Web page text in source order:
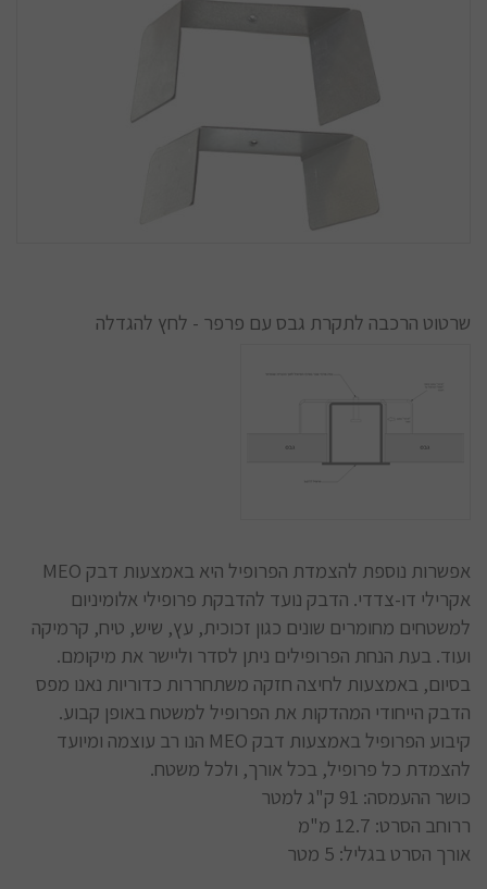
שרטוט הרכבה לתקרת גבס עם פרפר - לחץ להגדלה
אפשרות נוספת להצמדת הפרופיל היא באמצעות דבק MEO
אקרילי דו-צדדי. הדבק נועד להדבקת פרופילי אלומיניום
למשטחים מחומרים שונים כגון זכוכית, עץ, שיש, טיח, קרמיקה
ועוד. בעת הנחת הפרופילים ניתן לסדר וליישר את מיקומם.
בסיום, באמצעות לחיצה חזקה משתחררות כדוריות נאנו מפס
הדבק הייחודי המהדקות את הפרופיל למשטח באופן קבוע.
קיבוע הפרופיל באמצעות דבק MEO הנו רב עוצמה ומיועד
להצמדת כל פרופיל, בכל אורך, ולכל משטח.
כושר ההעמסה: 91 ק"ג למטר
ררוחב הסרט: 12.7 מ"מ
אורך הסרט בגליל: 5 מטר